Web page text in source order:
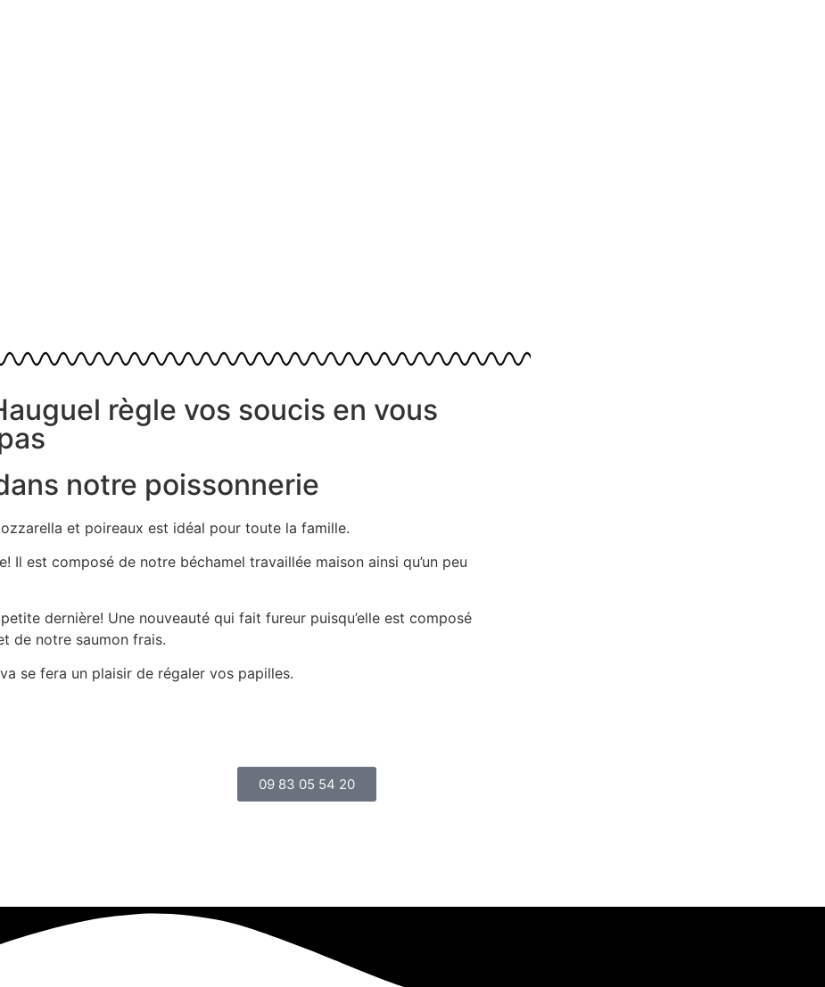
règle vos soucis en vous
notre poissonnerie
et poireaux est idéal pour toute la famille.
Il est composé de notre béchamel travaillée maison ainsi qu’un peu
dernière! Une nouveauté qui fait fureur puisqu’elle est composé
de notre saumon frais.
se fera un plaisir de régaler vos papilles.
09 83 05 54 20